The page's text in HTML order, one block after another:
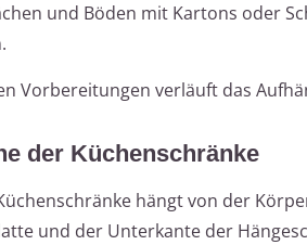
und Böden mit Kartons oder
Vorbereitungen verläuft das
der Küchenschränke
hängt von der
und der Unterkante der